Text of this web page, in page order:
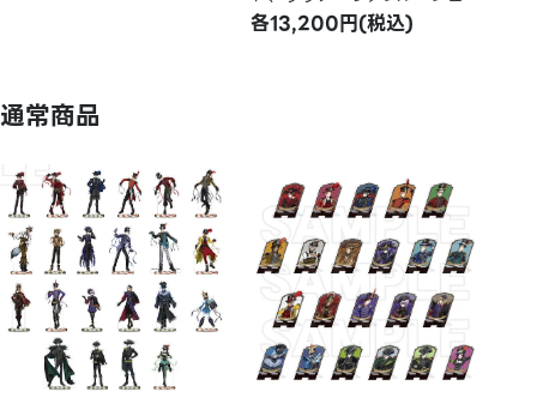
各13,200円(税込)
通常商品